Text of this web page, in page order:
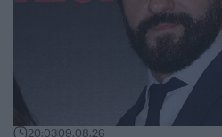
20:0309.08.26